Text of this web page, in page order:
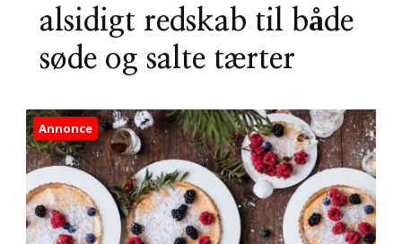
alsidigt redskab til både
søde og salte tærter
Annonce